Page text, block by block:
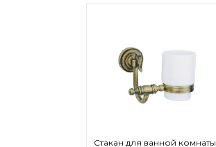
Стакан для ванной комнаты